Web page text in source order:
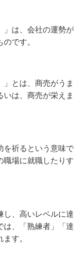
」は、会社の運勢が
です。
」とは、商売がうま
いは、商売が栄えま
を祈るという意味で
職場に就職したりす
し、高いレベルに達
は、「熟練者」「達
す。